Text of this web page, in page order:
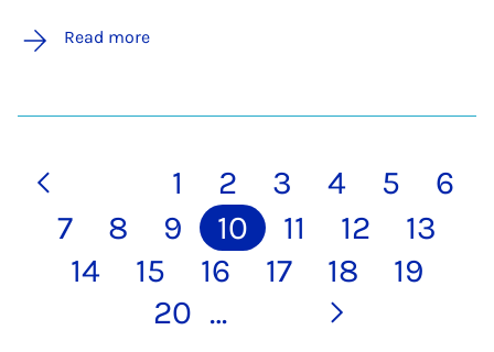
Read more
1 2 3 4 5
6
7
8 9 10 11 12
13
14
15 16 17 18
19
20 …